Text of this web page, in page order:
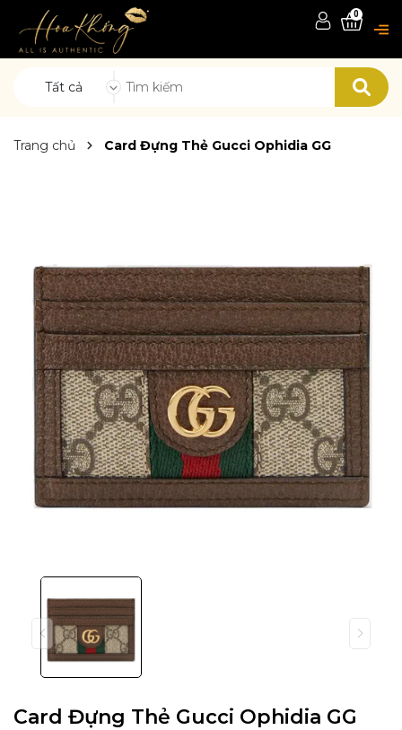
Tất cả
0
Trang chủ Card Đựng Thẻ Gucci Ophidia GG
Card Đựng Thẻ Gucci Ophidia GG